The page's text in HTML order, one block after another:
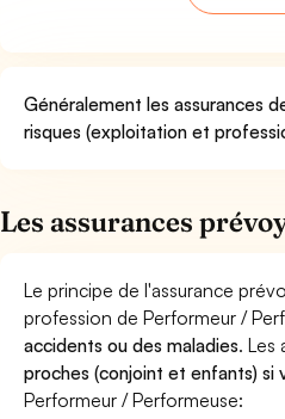
Généralement les assurances
risques (exploitation et
Les assurances
Le principe de l'assurance
profession de Performeur /
accidents ou des maladies. Les
proches (conjoint et enfants) si
Performeur / Performeuse: